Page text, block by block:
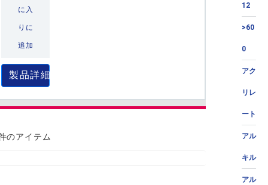
12
>60
0
アク
リレ
ート
アル
キル
アル
に入
りに
追加
製品詳細
のアイテム